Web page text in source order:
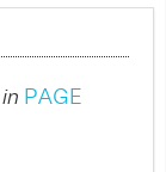
PAGE